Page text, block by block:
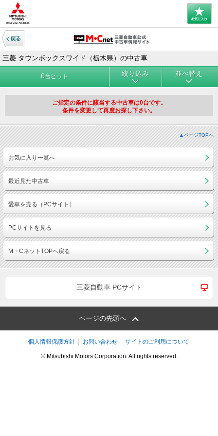
三菱 タウンボックスワイド（栃木県）の中古車
0台ヒット 絞り込み 並べ替え
ご指定の条件に該当する中古車は0台です。
条件を変更して再度お探し下さい。
▲ページTOPへ
お気に入り一覧へ
最近見た中古車
愛車を売る（PCサイト）
PCサイトを見る
M・CネットTOPへ戻る
三菱自動車 PCサイト
ページの先頭へ
個人情報保護方針 お問い合わせ サイトのご利用について
© Mitsubishi Motors Corporation. All rights reserved.